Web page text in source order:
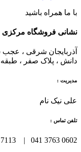
با ما همراه باشید
نشانی فروشگاه مرکزی
آذربایجان شرقی ،
دانش ، پلاک صفر ، طبقه
مدیریت :
علی نیک نام
تلفن تماس :
0602 3763 041 | 7113 382 0930